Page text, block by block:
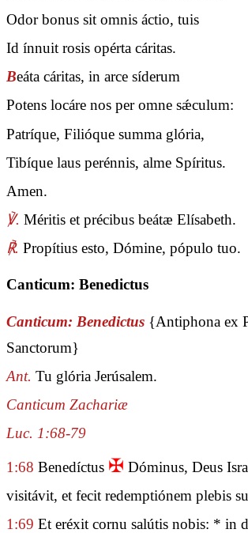
Odor bonus sit omnis áctio, tuis
Id ínnuit rosis opérta cáritas.
Beáta cáritas, in arce síderum
Potens locáre nos per omne sǽculum:
Patríque, Filióque summa glória,
Tibíque laus perénnis, alme Spíritus.
Amen.
℣. Méritis et précibus beátæ Elísabeth.
℟. Propítius esto, Dómine, pópulo tuo.
Canticum: Benedictus
Canticum: Benedictus {Antiphona ex
Sanctorum}
Ant. Tu glória Jerúsalem.
Canticum Zachariæ
Luc. 1:68-79
1:68 Benedíctus ✠ Dóminus, Deus
visitávit, et fecit redemptiónem plebis
1:69 Et eréxit cornu salútis nobis: * in